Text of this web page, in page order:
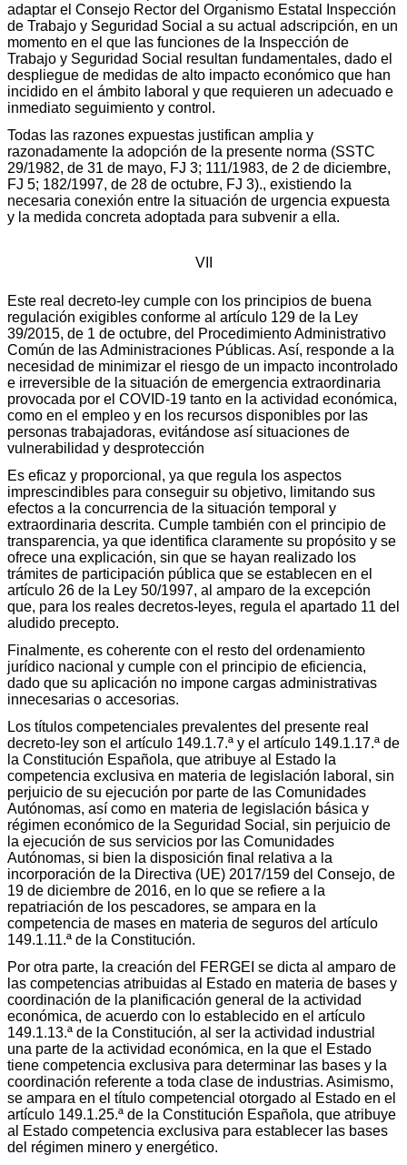
adaptar el Consejo Rector del Organismo Estatal Inspección
de Trabajo y Seguridad Social a su actual adscripción, en un
momento en el que las funciones de la Inspección de
Trabajo y Seguridad Social resultan fundamentales, dado el
despliegue de medidas de alto impacto económico que han
incidido en el ámbito laboral y que requieren un adecuado e
inmediato seguimiento y control.
Todas las razones expuestas justifican amplia y
razonadamente la adopción de la presente norma (SSTC
29/1982, de 31 de mayo, FJ 3; 111/1983, de 2 de diciembre,
FJ 5; 182/1997, de 28 de octubre, FJ 3)., existiendo la
necesaria conexión entre la situación de urgencia expuesta
y la medida concreta adoptada para subvenir a ella.
VII
Este real decreto-ley cumple con los principios de buena
regulación exigibles conforme al artículo 129 de la Ley
39/2015, de 1 de octubre, del Procedimiento Administrativo
Común de las Administraciones Públicas. Así, responde a la
necesidad de minimizar el riesgo de un impacto incontrolado
e irreversible de la situación de emergencia extraordinaria
provocada por el COVID-19 tanto en la actividad económica,
como en el empleo y en los recursos disponibles por las
personas trabajadoras, evitándose así situaciones de
vulnerabilidad y desprotección
Es eficaz y proporcional, ya que regula los aspectos
imprescindibles para conseguir su objetivo, limitando sus
efectos a la concurrencia de la situación temporal y
extraordinaria descrita. Cumple también con el principio de
transparencia, ya que identifica claramente su propósito y se
ofrece una explicación, sin que se hayan realizado los
trámites de participación pública que se establecen en el
artículo 26 de la Ley 50/1997, al amparo de la excepción
que, para los reales decretos-leyes, regula el apartado 11 del
aludido precepto.
Finalmente, es coherente con el resto del ordenamiento
jurídico nacional y cumple con el principio de eficiencia,
dado que su aplicación no impone cargas administrativas
innecesarias o accesorias.
Los títulos competenciales prevalentes del presente real
decreto-ley son el artículo 149.1.7.ª y el artículo 149.1.17.ª de
la Constitución Española, que atribuye al Estado la
competencia exclusiva en materia de legislación laboral, sin
perjuicio de su ejecución por parte de las Comunidades
Autónomas, así como en materia de legislación básica y
régimen económico de la Seguridad Social, sin perjuicio de
la ejecución de sus servicios por las Comunidades
Autónomas, si bien la disposición final relativa a la
incorporación de la Directiva (UE) 2017/159 del Consejo, de
19 de diciembre de 2016, en lo que se refiere a la
repatriación de los pescadores, se ampara en la
competencia de mases en materia de seguros del artículo
149.1.11.ª de la Constitución.
Por otra parte, la creación del FERGEI se dicta al amparo de
las competencias atribuidas al Estado en materia de bases y
coordinación de la planificación general de la actividad
económica, de acuerdo con lo establecido en el artículo
149.1.13.ª de la Constitución, al ser la actividad industrial
una parte de la actividad económica, en la que el Estado
tiene competencia exclusiva para determinar las bases y la
coordinación referente a toda clase de industrias. Asimismo,
se ampara en el título competencial otorgado al Estado en el
artículo 149.1.25.ª de la Constitución Española, que atribuye
al Estado competencia exclusiva para establecer las bases
del régimen minero y energético.